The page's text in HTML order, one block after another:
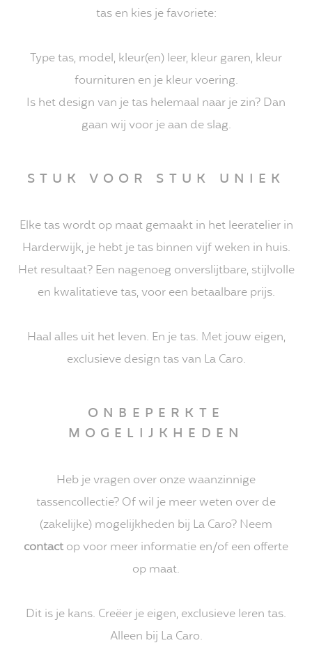
tas en kies je favoriete:
Type tas, model, kleur(en) leer, kleur garen, kleur
fournituren en je kleur voering.
Is het design van je tas helemaal naar je zin? Dan
gaan wij voor je aan de slag.
STUK VOOR STUK UNIEK
Elke tas wordt op maat gemaakt in het leeratelier in
Harderwijk, je hebt je tas binnen vijf weken in huis.
Het resultaat? Een nagenoeg onverslijtbare, stijlvolle
en kwalitatieve tas, voor een betaalbare prijs.
Haal alles uit het leven. En je tas. Met jouw eigen,
exclusieve design tas van La Caro.
ONBEPERKTE
MOGELIJKHEDEN
Heb je vragen over onze waanzinnige
tassencollectie? Of wil je meer weten over de
(zakelijke) mogelijkheden bij La Caro? Neem
contactop voor meer informatie en/of een offerte
op maat.
Dit is je kans. Creëer je eigen, exclusieve leren tas.
Alleen bij La Caro.